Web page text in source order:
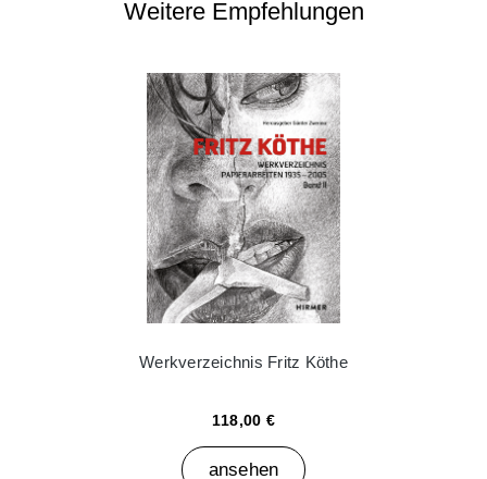
Weitere Empfehlungen
Werkverzeichnis Fritz Köthe
118,00 €
ansehen